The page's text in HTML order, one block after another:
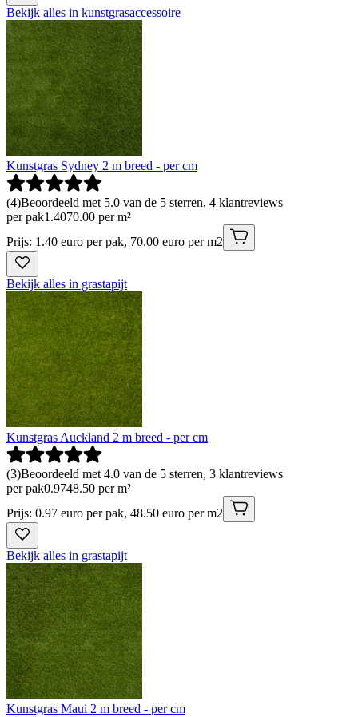
Bekijk alles in kunstgrasaccessoire
Kunstgras Sydney 2 m breed - per cm
(4)Beoordeeld met 5.0 van de 5 sterren, 4 klantreviews
per pak1 .4070.00 per m²
Prijs: 1.40 euro per pak, 70.00 euro per m2
Bekijk alles in grastapijt
Kunstgras Auckland 2 m breed - per cm
(3)Beoordeeld met 4.0 van de 5 sterren, 3 klantreviews
per pak0.9748.50 per m²
Prijs: 0.97 euro per pak, 48.50 euro per m2
Bekijk alles in grastapijt
Kunstgras Maui 2 m breed - per cm